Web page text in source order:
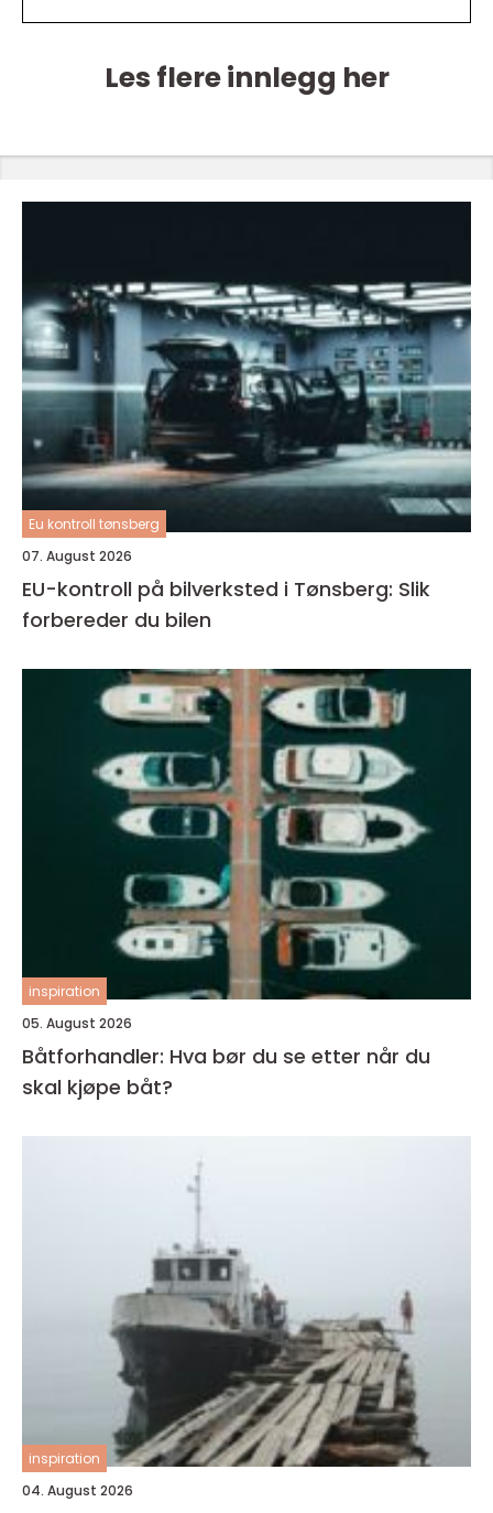
Les flere innlegg her
Eu kontroll tønsberg
07. August 2026
EU-kontroll på bilverksted i Tønsberg: Slik
forbereder du bilen
inspiration
05. August 2026
Båtforhandler: Hva bør du se etter når du
skal kjøpe båt?
inspiration
04. August 2026